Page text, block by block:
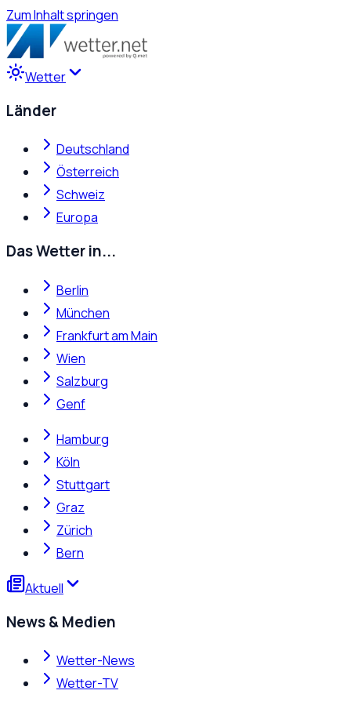
Zum Inhalt springen
Wetter
Länder
Deutschland
Österreich
Schweiz
Europa
Das Wetter in...
Berlin
München
Frankfurt am Main
Wien
Salzburg
Genf
Hamburg
Köln
Stuttgart
Graz
Zürich
Bern
Aktuell
News & Medien
Wetter-News
Wetter-TV